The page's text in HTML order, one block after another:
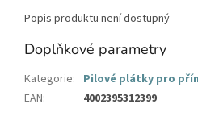
Popis produktu není dostupný
Doplňkové parametry
Kategorie: Pilové plátky pro
EAN: 4002395312399